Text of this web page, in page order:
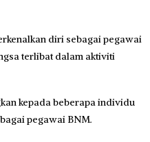
diri sebagai pegawai
terlibat dalam aktiviti
kepada beberapa individu
pegawai BNM.